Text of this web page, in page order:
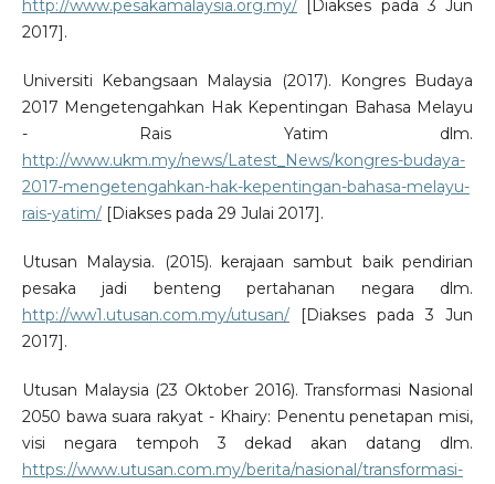
http://www.pesakamalaysia.org.my/[Diakses pada 3 Jun
2017].
Universiti Kebangsaan Malaysia (2017). Kongres Budaya
2017 Mengetengahkan Hak Kepentingan Bahasa Melayu
- Rais Yatim dlm.
http://www.ukm.my/news/Latest_News/kongres-budaya-
2017-mengetengahkan-hak-kepentingan-bahasa-melayu-
rais-yatim/[Diakses pada 29 Julai 2017].
Utusan Malaysia. (2015). kerajaan sambut baik pendirian
pesaka jadi benteng pertahanan negara dlm.
http://ww1.utusan.com.my/utusan/[Diakses pada 3 Jun
2017].
Utusan Malaysia (23 Oktober 2016). Transformasi Nasional
2050 bawa suara rakyat - Khairy: Penentu penetapan misi,
visi negara tempoh 3 dekad akan datang dlm.
https://www.utusan.com.my/berita/nasional/transformasi-